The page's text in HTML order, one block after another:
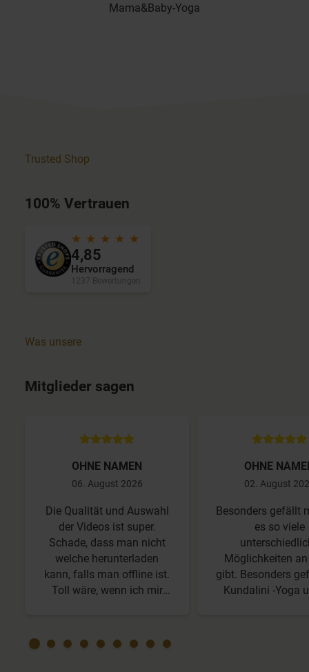
Mama&Baby-Yoga
Trusted Shop
100% Vertrauen
★ ★ ★ ★ ★
4,85
Hervorragend
Was unsere
Mitglieder sagen
OHNE NAMEN
06. August 2026
Die Qualität und Auswahl
der Videos ist super.
Schade, dass man nicht
welche herunterladen
kann, falls man offline ist.
Toll wäre, wenn ich mir
Dann kann ich am
OHNE
02. August
Besonders gefällt
es so viele
Möglichkeiten
gibt. Besonders
Kundalini -Yoga